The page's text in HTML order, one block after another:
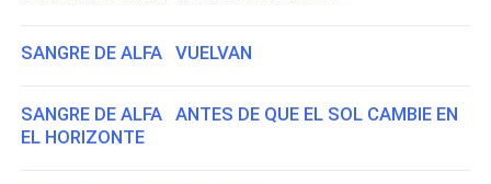
SANGRE DE ALFA VUELVAN
SANGRE DE ALFA ANTES DE QUE EL SOL CAMBIE EN
EL HORIZONTE